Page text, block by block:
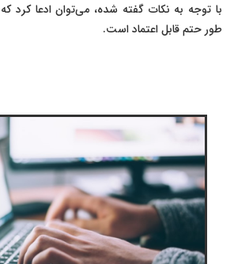
با توجه به نکات گفته شده، می‌توان ادعا کرد
طور حتم قابل اعتماد است.